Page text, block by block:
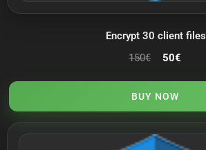
Encrypt 30 client files
150€ 50€
BUY NOW